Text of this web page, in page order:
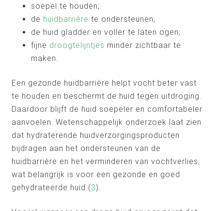
soepel te houden;
de huidbarrière te ondersteunen;
de huid gladder en voller te laten ogen;
fijne droogtelijntjes minder zichtbaar te
maken.
Een gezonde huidbarrière helpt vocht beter vast
te houden en beschermt de huid tegen uitdroging.
Daardoor blijft de huid soepeler en comfortabeler
aanvoelen. Wetenschappelijk onderzoek laat zien
dat hydraterende huidverzorgingsproducten
bijdragen aan het ondersteunen van de
huidbarrière en het verminderen van vochtverlies,
wat belangrijk is voor een gezonde en goed
gehydrateerde huid (3).